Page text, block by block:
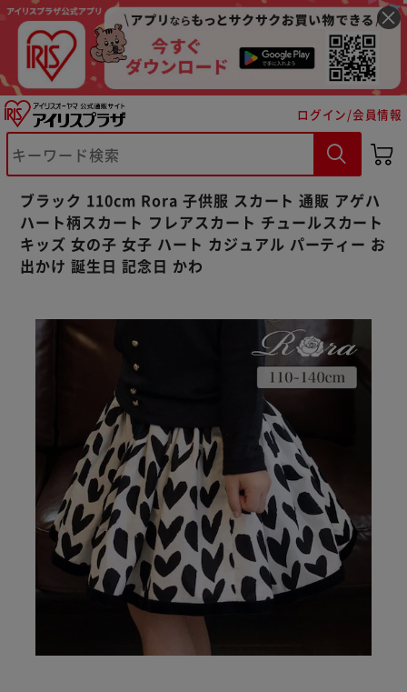
ログイン/会員情報
ブラック 110cm Rora 子供服 スカート 通販 アゲハ
ハート柄スカート フレアスカート チュールスカート
キッズ 女の子 女子 ハート カジュアル パーティー お
出かけ 誕生日 記念日 かわ
※ご確認ください
カートに入れる 購入手続きへ